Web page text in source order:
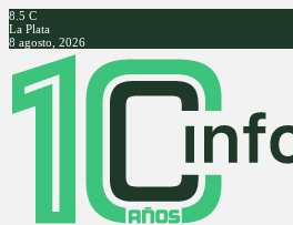
8.5 C
La Plata
8 agosto, 2026
Facebook
Twitter
Instagram
Youtube